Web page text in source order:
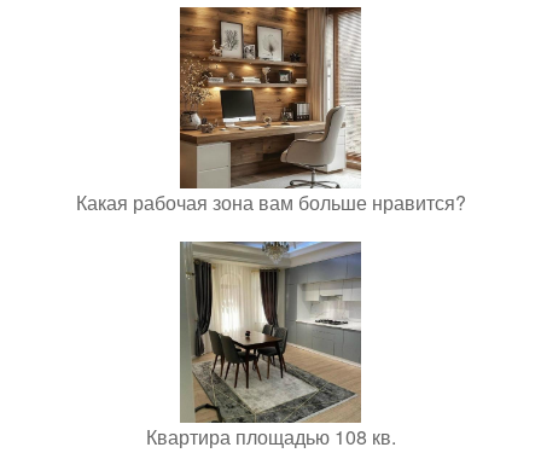
Какая рабочая зона вам больше нравится?
Квартира площадью 108 кв.